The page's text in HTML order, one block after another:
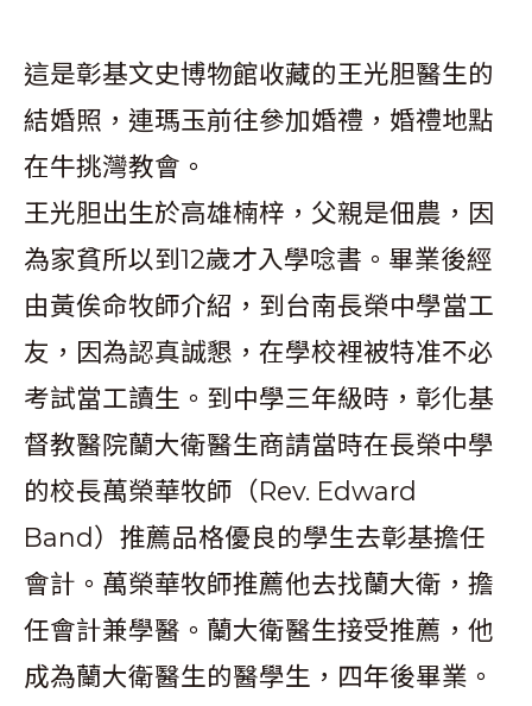
這是彰基文史博物館收藏的王光胆醫生的
結婚照，連瑪玉前往參加婚禮，婚禮地點
在牛挑灣教會。
王光胆出生於高雄楠梓，父親是佃農，因
為家貧所以到12歲才入學唸書。畢業後經
由黃俟命牧師介紹，到台南長榮中學當工
友，因為認真誠懇，在學校裡被特准不必
考試當工讀生。到中學三年級時，彰化基
督教醫院蘭大衛醫生商請當時在長榮中學
的校長萬榮華牧師（Rev. Edward
Band）推薦品格優良的學生去彰基擔任
會計。萬榮華牧師推薦他去找蘭大衛，擔
任會計兼學醫。蘭大衛醫生接受推薦，他
成為蘭大衛醫生的醫學生，四年後畢業。